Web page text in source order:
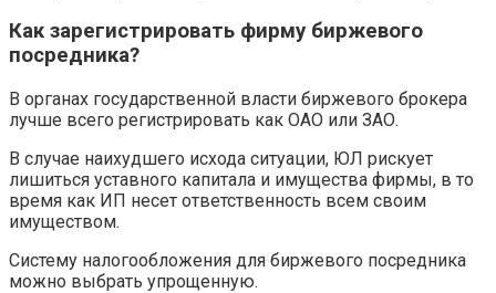
Как зарегистрировать фирму биржевого
посредника?
В органах государственной власти биржевого брокера
лучше всего регистрировать как ОАО или ЗАО.
В случае наихудшего исхода ситуации, ЮЛ рискует
лишиться уставного капитала и имущества фирмы, в то
время как ИП несет ответственность всем своим
имуществом.
Систему налогообложения для биржевого посредника
можно выбрать упрощенную.